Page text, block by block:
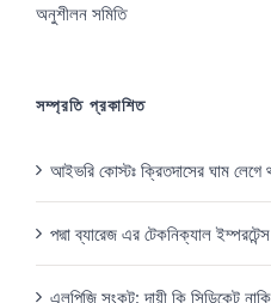
অনুশীলন সমিতি
সম্প্রতি প্রকাশিত
আইভরি কোস্টঃ ক্রিতদাসের ঘাম লেগে
পদ্মা ব্যারেজ এর টেকনিক্যাল
এলপিজি সংকট: দায়ী কি সিন্ডিকেট